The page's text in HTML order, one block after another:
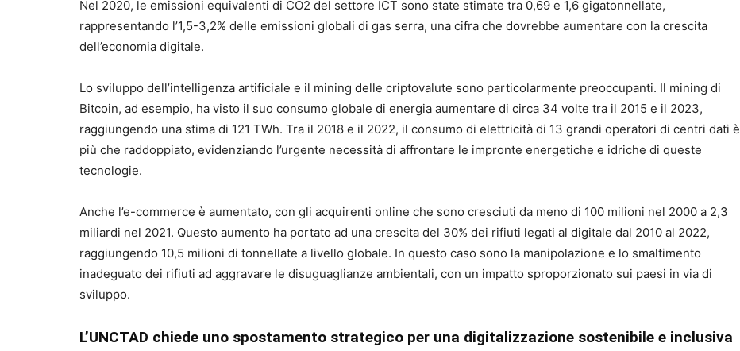
Nel 2020, le emissioni equivalenti di CO2 del settore ICT sono state stimate tra 0,69 e 1,6 gigatonnellate,
rappresentando l’1,5-3,2% delle emissioni globali di gas serra, una cifra che dovrebbe aumentare con la crescita
dell’economia digitale.
Lo sviluppo dell’intelligenza artificiale e il mining delle criptovalute sono particolarmente preoccupanti. Il mining di
Bitcoin, ad esempio, ha visto il suo consumo globale di energia aumentare di circa 34 volte tra il 2015 e il 2023,
raggiungendo una stima di 121 TWh. Tra il 2018 e il 2022, il consumo di elettricità di 13 grandi operatori di centri dati è
più che raddoppiato, evidenziando l’urgente necessità di affrontare le impronte energetiche e idriche di queste
tecnologie.
Anche l’e-commerce è aumentato, con gli acquirenti online che sono cresciuti da meno di 100 milioni nel 2000 a 2,3
miliardi nel 2021. Questo aumento ha portato ad una crescita del 30% dei rifiuti legati al digitale dal 2010 al 2022,
raggiungendo 10,5 milioni di tonnellate a livello globale. In questo caso sono la manipolazione e lo smaltimento
inadeguato dei rifiuti ad aggravare le disuguaglianze ambientali, con un impatto sproporzionato sui paesi in via di
sviluppo.
L’UNCTAD chiede uno spostamento strategico per una digitalizzazione sostenibile e inclusiva